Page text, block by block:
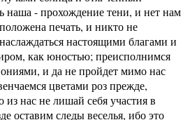
наша - прохождение тени, и нет нам
печать, и никто не
настоящими благами и
как юностью; преисполнимся
и да не пройдет мимо нас
цветами роз прежде,
нас не лишай себя участия в
оставим следы веселья, ибо это